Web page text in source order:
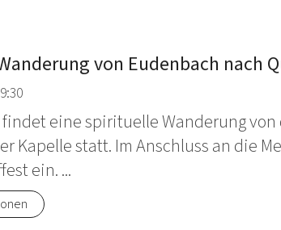
von Eudenbach nach
findet eine spirituelle Wanderung
Kapelle statt. Im Anschluss an die
ein. ...